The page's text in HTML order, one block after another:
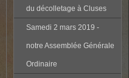
du décolletage à Cluses
Samedi 2 mars 2019 -
notre Assemblée Générale
Ordinaire